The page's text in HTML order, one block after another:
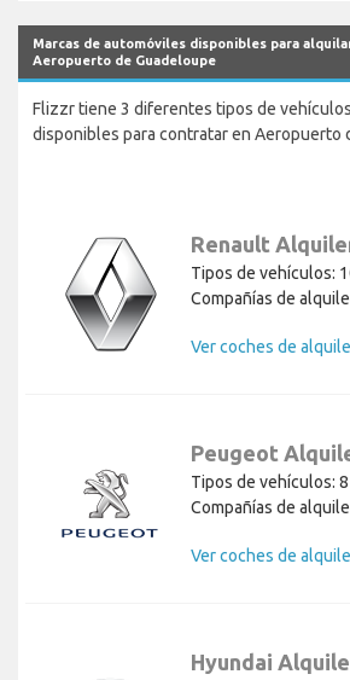
Marcas de automóviles disponibles para
Aeropuerto de Guadeloupe
Flizzr tiene 3 diferentes tipos de
disponibles para contratar en Aeropuerto
Renault
Tipos de vehículos:
Compañías de
Ver coches de
Peugeot
Tipos de vehículos: 8
Compañías de
Ver coches de
Hyundai